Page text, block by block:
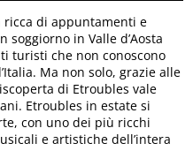
ricca di appuntamenti e
in Valle d’Aosta
turisti che non conoscono
Ma non solo, grazie alle
di Etroubles vale
Etroubles in estate si
con uno dei più ricchi
e artistiche dell’intera